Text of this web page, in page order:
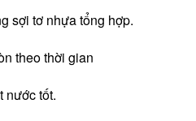
sợi tơ nhựa tổng hợp.
theo thời gian
nước tốt.